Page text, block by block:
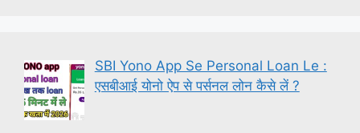
SBI Yono App Se Personal Loan Le :
एसबीआई योनो ऐप से पर्सनल लोन कैसे लें ?